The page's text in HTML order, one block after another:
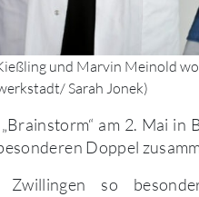
und Marvin Meinold
Sarah Jonek)
am 2. Mai
Doppel
so